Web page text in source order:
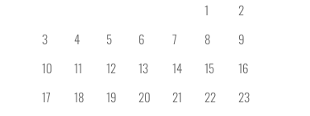
1
2
3
4 5 6 7 8
9
10
11 12 13 14 15
16
17
18 19 20 21 22
23